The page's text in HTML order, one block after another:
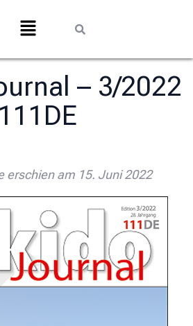
– 3/2022
111DE
erschien am 15. Juni 2022